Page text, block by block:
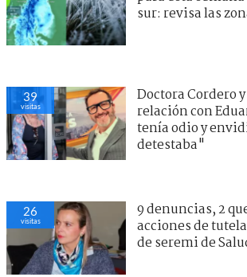
sur: revisa las
39
visitas
Doctora Cordero
relación con
tenía odio y
detestaba"
26
visitas
9 denuncias, 2
acciones de
de seremi de